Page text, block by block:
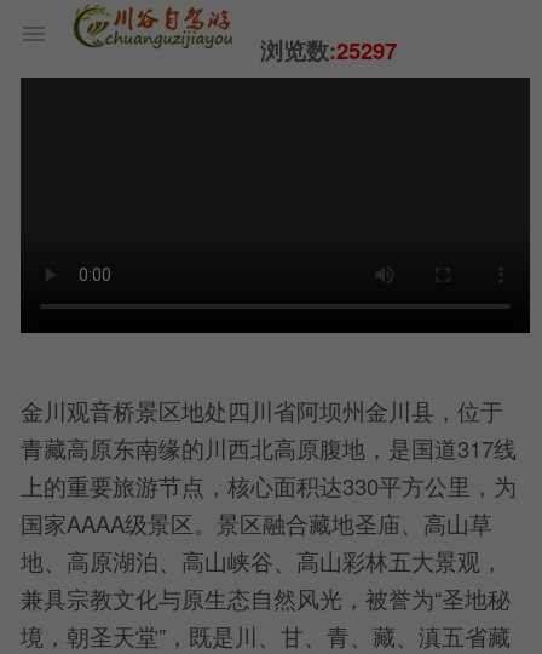
浏览数:25297
金川观音桥景区地处四川省阿坝州金川县，位于
青藏高原东南缘的川西北高原腹地，是国道317线
上的重要旅游节点，核心面积达330平方公里，为
国家AAAA级景区。景区融合藏地圣庙、高山草
地、高原湖泊、高山峡谷、高山彩林五大景观，
兼具宗教文化与原生态自然风光，被誉为“圣地秘
境，朝圣天堂”，既是川、甘、青、藏、滇五省藏